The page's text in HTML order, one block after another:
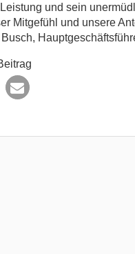
und sein
Mitgefühl und unsere